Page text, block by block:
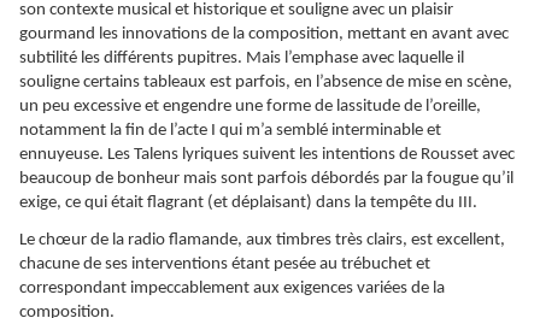
son contexte musical et historique et souligne avec un plaisir
gourmand les innovations de la composition, mettant en avant avec
subtilité les différents pupitres. Mais l’emphase avec laquelle il
souligne certains tableaux est parfois, en l’absence de mise en scène,
un peu excessive et engendre une forme de lassitude de l’oreille,
notamment la fin de l’acte I qui m’a semblé interminable et
ennuyeuse. Les Talens lyriques suivent les intentions de Rousset avec
beaucoup de bonheur mais sont parfois débordés par la fougue qu’il
exige, ce qui était flagrant (et déplaisant) dans la tempête du III.
Le chœur de la radio flamande, aux timbres très clairs, est excellent,
chacune de ses interventions étant pesée au trébuchet et
correspondant impeccablement aux exigences variées de la
composition.